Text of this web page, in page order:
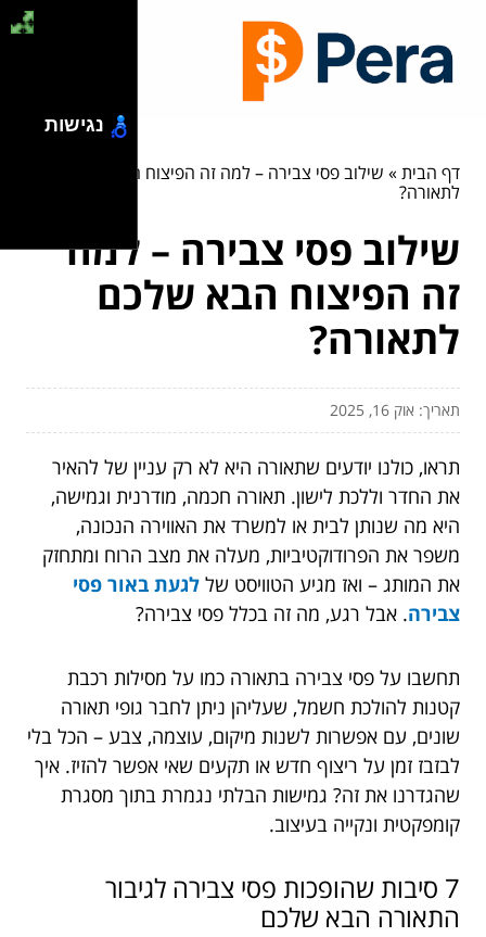
דף הבית» שילוב פסי צבירה – למה זה הפיצוח הבא שלכם
לתאורה?
שילוב פסי צבירה – למה
זה הפיצוח הבא שלכם
לתאורה?
תאריך: אוק 16, 2025
תראו, כולנו יודעים שתאורה היא לא רק עניין של להאיר
את החדר וללכת לישון. תאורה חכמה, מודרנית וגמישה,
היא מה שנותן לבית או למשרד את האווירה הנכונה,
משפר את הפרודוקטיביות, מעלה את מצב הרוח ומתחזק
את המותג – ואז מגיע הטוויסט של לגעת באור פסי
צבירה. אבל רגע, מה זה בכלל פסי צבירה?
תחשבו על פסי צבירה בתאורה כמו על מסילות רכבת
קטנות להולכת חשמל, שעליהן ניתן לחבר גופי תאורה
שונים, עם אפשרות לשנות מיקום, עוצמה, צבע – הכל בלי
לבזבז זמן על ריצוף חדש או תקעים שאי אפשר להזיז. איך
שהגדרנו את זה? גמישות הבלתי נגמרת בתוך מסגרת
קומפקטית ונקייה בעיצוב.
7 סיבות שהופכות פסי צבירה לגיבור
התאורה הבא שלכם
נגישות